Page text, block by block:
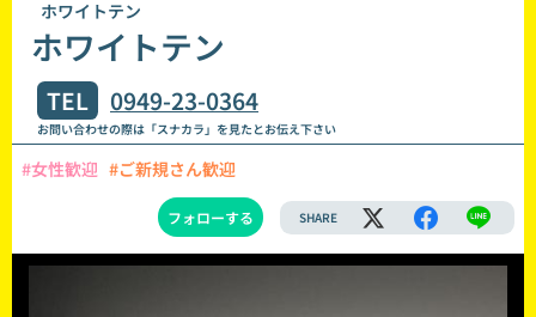
ホワイトテン
ホワイトテン
TEL 0949-23-0364
お問い合わせの際は「スナカラ」を見たとお伝え下さい
#女性歓迎 #ご新規さん歓迎
フォローする SHARE